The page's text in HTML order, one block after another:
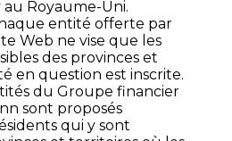
Royaume-Uni.
entité offerte par
Web ne vise que les
des provinces et
en question est inscrite.
du Groupe financier
sont proposés
qui y sont